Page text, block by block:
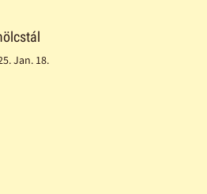
Jan. 18.